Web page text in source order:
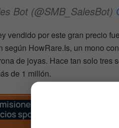
Bot (@SMB_SalesBot)
vendido por este gran precio
según HowRare.Is, un mono
de joyas. Hace tan solo tres
de 1 millón.